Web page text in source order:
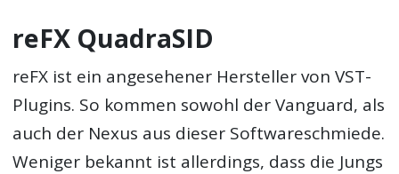
reFX QuadraSID
reFX ist ein angesehener Hersteller von VST-
Plugins. So kommen sowohl der Vanguard, als
auch der Nexus aus dieser Softwareschmiede.
Weniger bekannt ist allerdings, dass die Jungs